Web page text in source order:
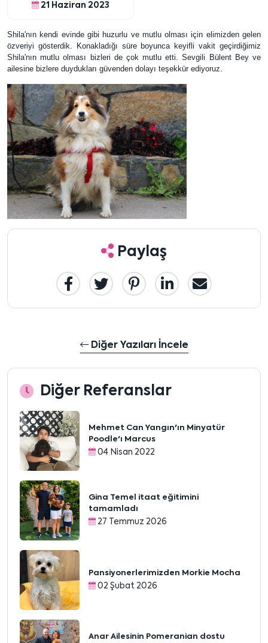
21 Haziran 2023
Shila'nın kendi evinde gibi huzurlu ve mutlu olması için elimizden gelen
özveriyi gösterdik. Konakladığı süre boyunca keyifli vakit geçirdiğimiz
Shila'nın mutlu olması bizleri de çok mutlu etti. Sevgili Bülent Bey ve
ailesine bizlere duydukları güvenden dolayı teşekkür ediyoruz.
Paylaş
Diğer Yazıları İncele
Diğer Referanslar
Mehmet Can Yangın'ın Minyatür
Poodle'ı Marcus
04 Nisan 2022
Gina Temel itaat eğitimini
tamamladı
27 Temmuz 2026
Pansiyonerlerimizden Morkie Mocha
02 Şubat 2026
Anar Ailesinin Pomeranian dostu